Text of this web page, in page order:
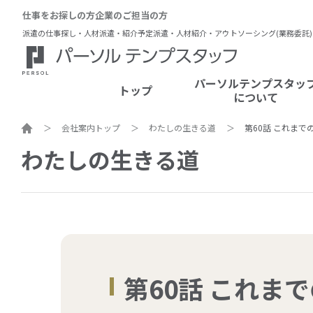
仕事をお探しの方企業のご担当の方
派遣の仕事探し・人材派遣・紹介予定派遣・人材紹介・アウトソーシング(業務委
トップ
パーソルテンプスタッ
について
ホーム 会社案内トップ わたしの生きる道 第60話 これまで
わたしの生きる道
第60話 これま